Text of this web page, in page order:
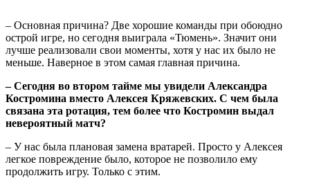
– Основная причина? Две хорошие команды при обоюдно
острой игре, но сегодня выиграла «Тюмень». Значит они
лучше реализовали свои моменты, хотя у нас их было не
меньше. Наверное в этом самая главная причина.
– Сегодня во втором тайме мы увидели Александра
Костромина вместо Алексея Кряжевских. С чем была
связана эта ротация, тем более что Костромин выдал
невероятный матч?
– У нас была плановая замена вратарей. Просто у Алексея
легкое повреждение было, которое не позволило ему
продолжить игру. Только с этим.